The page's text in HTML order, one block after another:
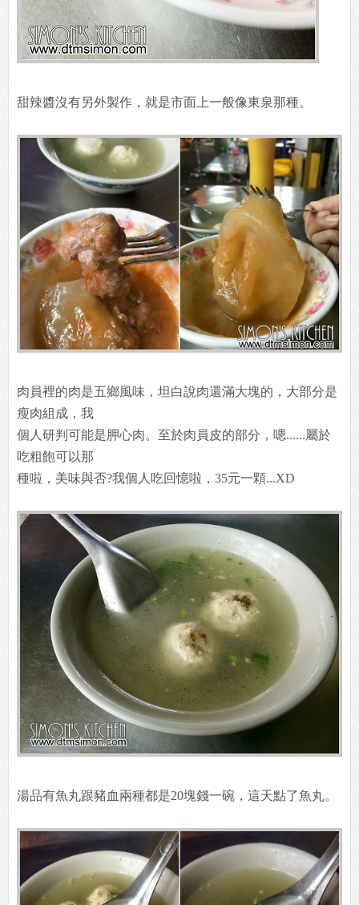
甜辣醬沒有另外製作，就是市面上一般像東泉那種。
肉員裡的肉是五鄉風味，坦白說肉還滿大塊的，大部分是
瘦肉組成，我
個人研判可能是胛心肉。至於肉員皮的部分，嗯......屬於
吃粗飽可以那
種啦，美味與否?我個人吃回憶啦，35元一顆...XD
湯品有魚丸跟豬血兩種都是20塊錢一碗，這天點了魚丸。